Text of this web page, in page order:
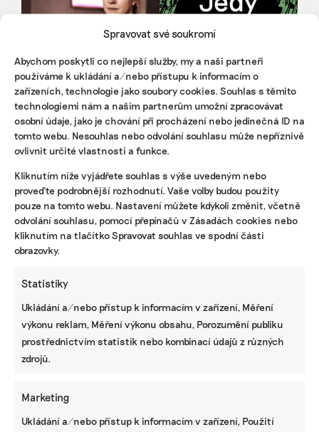
Spravovat své soukromí
Abychom poskytli co nejlepší služby, my a naši partneři
používáme k ukládání a/nebo přístupu k informacím o
zařízeních, technologie jako soubory cookies. Souhlas s těmito
technologiemi nám a našim partnerům umožní zpracovávat
osobní údaje, jako je chování při procházení nebo jedinečná ID na
tomto webu. Nesouhlas nebo odvolání souhlasu může nepříznivě
ovlivnit určité vlastnosti a funkce.
Kliknutím níže vyjádřete souhlas s výše uvedeným nebo
proveďte podrobnější rozhodnutí. Vaše volby budou použity
pouze na tomto webu. Nastavení můžete kdykoli změnit, včetně
odvolání souhlasu, pomocí přepínačů v Zásadách cookies nebo
kliknutím na tlačítko Spravovat souhlas ve spodní části
obrazovky.
Statistiky
Ukládání a/nebo přístup k informacím v zařízení, Měření
výkonu reklam, Měření výkonu obsahu, Porozumění publiku
prostřednictvím statistik nebo kombinací údajů z různých
zdrojů.
Marketing
Ukládání a/nebo přístup k informacím v zařízení, Použití
KOMERČNÍ SDĚLENÍ
Udržitelnost, umění i komunitní sdílení.
Festival Týká se to také tebe v Uherském
Hradišti startuje tento týden
způsob, jak řídit firmu do budoucna a zvyšovat
její hodnotu, říká expertka